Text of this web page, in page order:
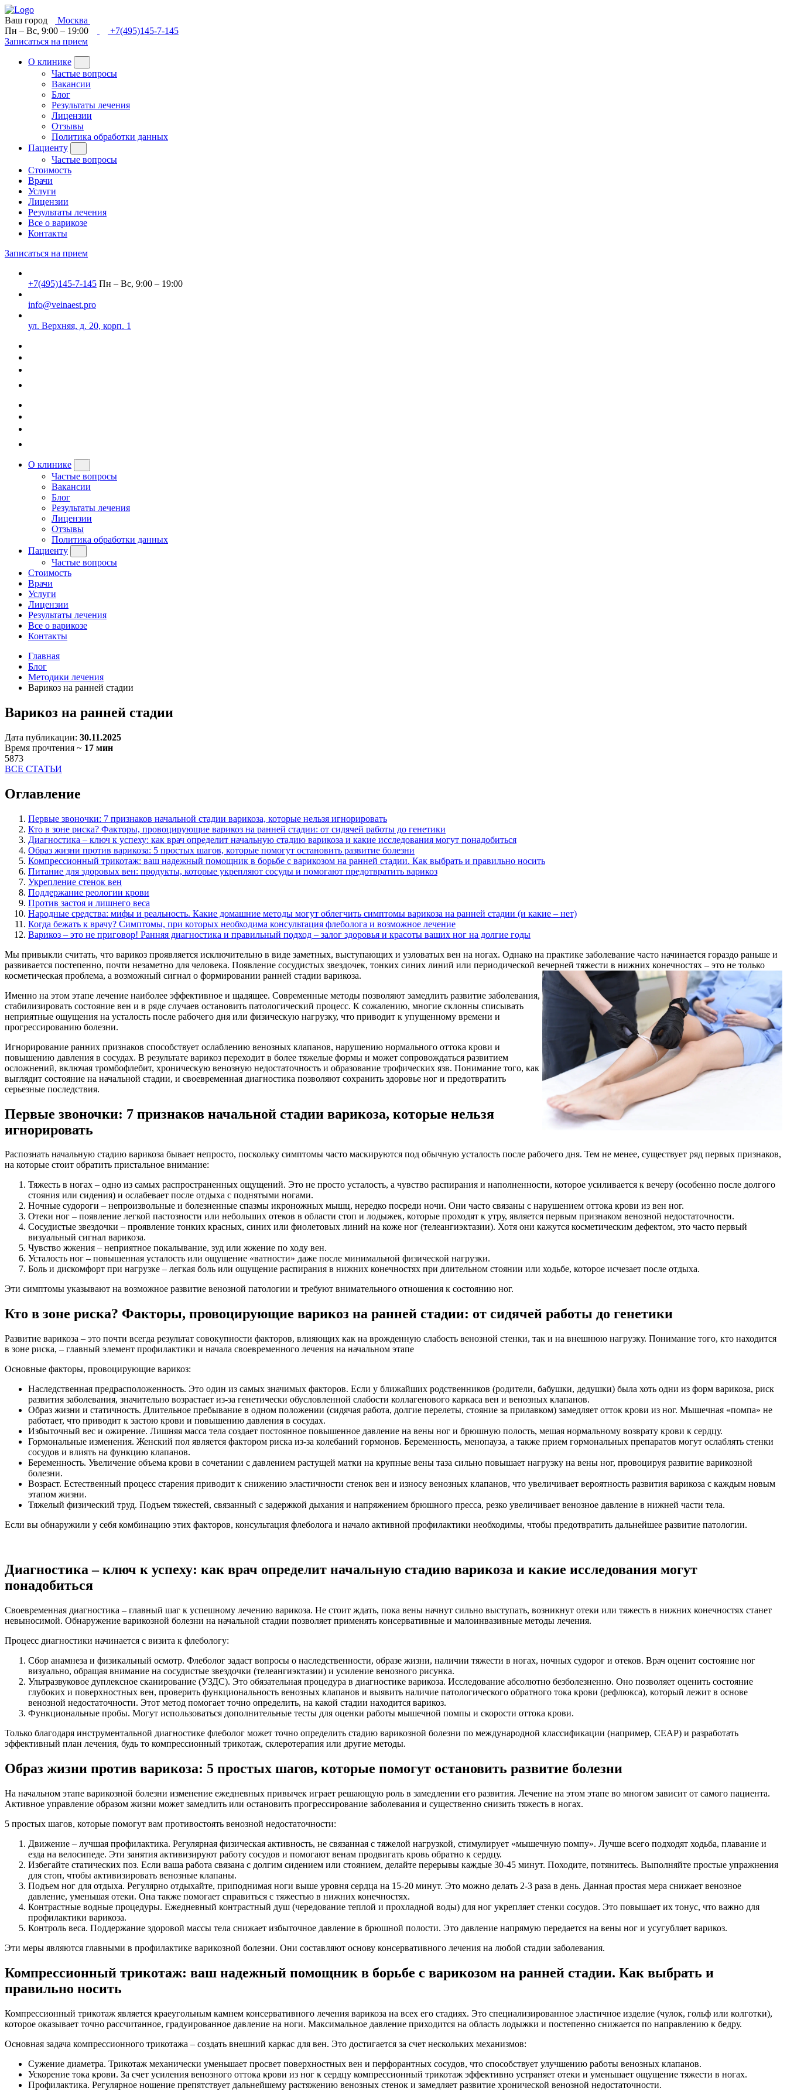
Ваш город
Москва
Пн – Вс, 9:00 – 19:00
+7(495)145-7-145
Записаться на прием
О клинике
Частые вопросы
Вакансии
Блог
Результаты лечения
Лицензии
Отзывы
Политика обработки данных
Пациенту
Частые вопросы
Стоимость
Врачи
Услуги
Лицензии
Результаты лечения
Все о варикозе
Контакты
Записаться на прием
+7(495)145-7-145 Пн – Вс, 9:00 – 19:00
info@veinaest.pro
ул. Верхняя, д. 20, корп. 1
О клинике
Частые вопросы
Вакансии
Блог
Результаты лечения
Лицензии
Отзывы
Политика обработки данных
Пациенту
Частые вопросы
Стоимость
Врачи
Услуги
Лицензии
Результаты лечения
Все о варикозе
Контакты
Главная
Блог
Методики лечения
Варикоз на ранней стадии
Варикоз на ранней стадии
Дата публикации: 30.11.2025
Время прочтения ~ 17 мин
5873
ВСЕ СТАТЬИ
Оглавление
Первые звоночки: 7 признаков начальной стадии варикоза, которые нельзя игнорировать
Кто в зоне риска? Факторы, провоцирующие варикоз на ранней стадии: от сидячей работы до генетики
Диагностика – ключ к успеху: как врач определит начальную стадию варикоза и какие исследования могут понадобиться
Образ жизни против варикоза: 5 простых шагов, которые помогут остановить развитие болезни
Компрессионный трикотаж: ваш надежный помощник в борьбе с варикозом на ранней стадии. Как выбрать и правильно носить
Питание для здоровых вен: продукты, которые укрепляют сосуды и помогают предотвратить варикоз
Укрепление стенок вен
Поддержание реологии крови
Против застоя и лишнего веса
Народные средства: мифы и реальность. Какие домашние методы могут облегчить симптомы варикоза на ранней стадии (и какие – нет)
Когда бежать к врачу? Симптомы, при которых необходима консультация флеболога и возможное лечение
Варикоз – это не приговор! Ранняя диагностика и правильный подход – залог здоровья и красоты ваших ног на долгие годы
Мы привыкли считать, что варикоз проявляется исключительно в виде заметных, выступающих и узловатых вен на ногах. Однако на практике заболевание часто начинается гораздо раньше и
развивается постепенно, почти незаметно для человека. Появление сосудистых звездочек, тонких синих линий или периодической вечерней тяжести в нижних конечностях – это не только
косметическая проблема, а возможный сигнал о формировании ранней стадии варикоза.
Именно на этом этапе лечение наиболее эффективное и щадящее. Современные методы позволяют замедлить развитие заболевания,
стабилизировать состояние вен и в ряде случаев остановить патологический процесс. К сожалению, многие склонны списывать
неприятные ощущения на усталость после рабочего дня или физическую нагрузку, что приводит к упущенному времени и
прогрессированию болезни.
Игнорирование ранних признаков способствует ослаблению венозных клапанов, нарушению нормального оттока крови и
повышению давления в сосудах. В результате варикоз переходит в более тяжелые формы и может сопровождаться развитием
осложнений, включая тромбофлебит, хроническую венозную недостаточность и образование трофических язв. Понимание того, как
выглядит состояние на начальной стадии, и своевременная диагностика позволяют сохранить здоровье ног и предотвратить
серьезные последствия.
Первые звоночки: 7 признаков начальной стадии варикоза, которые нельзя
игнорировать
Распознать начальную стадию варикоза бывает непросто, поскольку симптомы часто маскируются под обычную усталость после рабочего дня. Тем не менее, существует ряд первых признаков,
на которые стоит обратить пристальное внимание:
Тяжесть в ногах – одно из самых распространенных ощущений. Это не просто усталость, а чувство распирания и наполненности, которое усиливается к вечеру (особенно после долгого
стояния или сидения) и ослабевает после отдыха с поднятыми ногами.
Ночные судороги – непроизвольные и болезненные спазмы икроножных мышц, нередко посреди ночи. Они часто связаны с нарушением оттока крови из вен ног.
Отеки ног – появление легкой пастозности или небольших отеков в области стоп и лодыжек, которые проходят к утру, является первым признаком венозной недостаточности.
Сосудистые звездочки – проявление тонких красных, синих или фиолетовых линий на коже ног (телеангиэктазии). Хотя они кажутся косметическим дефектом, это часто первый
визуальный сигнал варикоза.
Чувство жжения – неприятное покалывание, зуд или жжение по ходу вен.
Усталость ног – повышенная усталость или ощущение «ватности» даже после минимальной физической нагрузки.
Боль и дискомфорт при нагрузке – легкая боль или ощущение распирания в нижних конечностях при длительном стоянии или ходьбе, которое исчезает после отдыха.
Эти симптомы указывают на возможное развитие венозной патологии и требуют внимательного отношения к состоянию ног.
Кто в зоне риска? Факторы, провоцирующие варикоз на ранней стадии: от сидячей работы до генетики
Развитие варикоза – это почти всегда результат совокупности факторов, влияющих как на врожденную слабость венозной стенки, так и на внешнюю нагрузку. Понимание того, кто находится
в зоне риска, – главный элемент профилактики и начала своевременного лечения на начальном этапе
Основные факторы, провоцирующие варикоз:
Наследственная предрасположенность. Это один из самых значимых факторов. Если у ближайших родственников (родители, бабушки, дедушки) была хоть одни из форм варикоза, риск
развития заболевания, значительно возрастает из-за генетически обусловленной слабости коллагенового каркаса вен и венозных клапанов.
Образ жизни и статичность. Длительное пребывание в одном положении (сидячая работа, долгие перелеты, стояние за прилавком) замедляет отток крови из ног. Мышечная «помпа» не
работает, что приводит к застою крови и повышению давления в сосудах.
Избыточный вес и ожирение. Лишняя масса тела создает постоянное повышенное давление на вены ног и брюшную полость, мешая нормальному возврату крови к сердцу.
Гормональные изменения. Женский пол является фактором риска из-за колебаний гормонов. Беременность, менопауза, а также прием гормональных препаратов могут ослаблять стенки
сосудов и влиять на функцию клапанов.
Беременность. Увеличение объема крови в сочетании с давлением растущей матки на крупные вены таза сильно повышает нагрузку на вены ног, провоцируя развитие варикозной
болезни.
Возраст. Естественный процесс старения приводит к снижению эластичности стенок вен и износу венозных клапанов, что увеличивает вероятность развития варикоза с каждым новым
этапом жизни.
Тяжелый физический труд. Подъем тяжестей, связанный с задержкой дыхания и напряжением брюшного пресса, резко увеличивает венозное давление в нижней части тела.
Если вы обнаружили у себя комбинацию этих факторов, консультация флеболога и начало активной профилактики необходимы, чтобы предотвратить дальнейшее развитие патологии.
Диагностика – ключ к успеху: как врач определит начальную стадию варикоза и какие исследования могут
понадобиться
Своевременная диагностика – главный шаг к успешному лечению варикоза. Не стоит ждать, пока вены начнут сильно выступать, возникнут отеки или тяжесть в нижних конечностях станет
невыносимой. Обнаружение варикозной болезни на начальной стадии позволяет применять консервативные и малоинвазивные методы лечения.
Процесс диагностики начинается с визита к флебологу:
Сбор анамнеза и физикальный осмотр. Флеболог задаст вопросы о наследственности, образе жизни, наличии тяжести в ногах, ночных судорог и отеков. Врач оценит состояние ног
визуально, обращая внимание на сосудистые звездочки (телеангиэктазии) и усиление венозного рисунка.
Ультразвуковое дуплексное сканирование (УЗДС). Это обязательная процедура в диагностике варикоза. Исследование абсолютно безболезненно. Оно позволяет оценить состояние
глубоких и поверхностных вен, проверить функциональность венозных клапанов и выявить наличие патологического обратного тока крови (рефлюкса), который лежит в основе
венозной недостаточности. Этот метод помогает точно определить, на какой стадии находится варикоз.
Функциональные пробы. Могут использоваться дополнительные тесты для оценки работы мышечной помпы и скорости оттока крови.
Только благодаря инструментальной диагностике флеболог может точно определить стадию варикозной болезни по международной классификации (например, CEAP) и разработать
эффективный план лечения, будь то компрессионный трикотаж, склеротерапия или другие методы.
Образ жизни против варикоза: 5 простых шагов, которые помогут остановить развитие болезни
На начальном этапе варикозной болезни изменение ежедневных привычек играет решающую роль в замедлении его развития. Лечение на этом этапе во многом зависит от самого пациента.
Активное управление образом жизни может замедлить или остановить прогрессирование заболевания и существенно снизить тяжесть в ногах.
5 простых шагов, которые помогут вам противостоять венозной недостаточности:
Движение – лучшая профилактика. Регулярная физическая активность, не связанная с тяжелой нагрузкой, стимулирует «мышечную помпу». Лучше всего подходят ходьба, плавание и
езда на велосипеде. Эти занятия активизируют работу сосудов и помогают венам продвигать кровь обратно к сердцу.
Избегайте статических поз. Если ваша работа связана с долгим сидением или стоянием, делайте перерывы каждые 30-45 минут. Походите, потянитесь. Выполняйте простые упражнения
для стоп, чтобы активизировать венозные клапаны.
Подъем ног для отдыха. Регулярно отдыхайте, приподнимая ноги выше уровня сердца на 15-20 минут. Это можно делать 2-3 раза в день. Данная простая мера снижает венозное
давление, уменьшая отеки. Она также помогает справиться с тяжестью в нижних конечностях.
Контрастные водные процедуры. Ежедневный контрастный душ (чередование теплой и прохладной воды) для ног укрепляет стенки сосудов. Это повышает их тонус, что важно для
профилактики варикоза.
Контроль веса. Поддержание здоровой массы тела снижает избыточное давление в брюшной полости. Это давление напрямую передается на вены ног и усугубляет варикоз.
Эти меры являются главными в профилактике варикозной болезни. Они составляют основу консервативного лечения на любой стадии заболевания.
Компрессионный трикотаж: ваш надежный помощник в борьбе с варикозом на ранней стадии. Как выбрать и
правильно носить
Компрессионный трикотаж является краеугольным камнем консервативного лечения варикоза на всех его стадиях. Это специализированное эластичное изделие (чулок, гольф или колготки),
которое оказывает точно рассчитанное, градуированное давление на ноги. Максимальное давление приходится на область лодыжки и постепенно снижается по направлению к бедру.
Основная задача компрессионного трикотажа – создать внешний каркас для вен. Это достигается за счет нескольких механизмов:
Сужение диаметра. Трикотаж механически уменьшает просвет поверхностных вен и перфорантных сосудов, что способствует улучшению работы венозных клапанов.
Ускорение тока крови. За счет усиления венозного оттока крови из ног к сердцу компрессионный трикотаж эффективно устраняет отеки и уменьшает ощущение тяжести в ногах.
Профилактика. Регулярное ношение препятствует дальнейшему растяжению венозных стенок и замедляет развитие хронической венозной недостаточности.